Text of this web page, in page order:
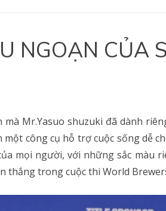
NGOẠN CỦA
mà Mr.Yasuo shuzuki đã dành
công cụ hỗ trợ cuộc sống dễ
mọi người, với những sắc màu
thắng trong cuộc thi World